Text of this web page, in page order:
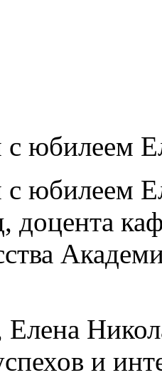
с юбилеем
с юбилеем
доцента
и